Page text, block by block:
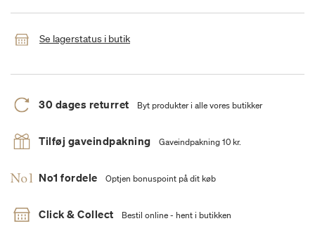
Se lagerstatus i butik
30 dages returret Byt produkter i alle vores butikker
Tilføj gaveindpakning Gaveindpakning 10 kr.
No1 fordele Optjen bonuspoint på dit køb
Click & Collect Bestil online - hent i butikken